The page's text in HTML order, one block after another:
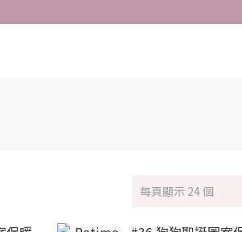
每頁顯示 24 個